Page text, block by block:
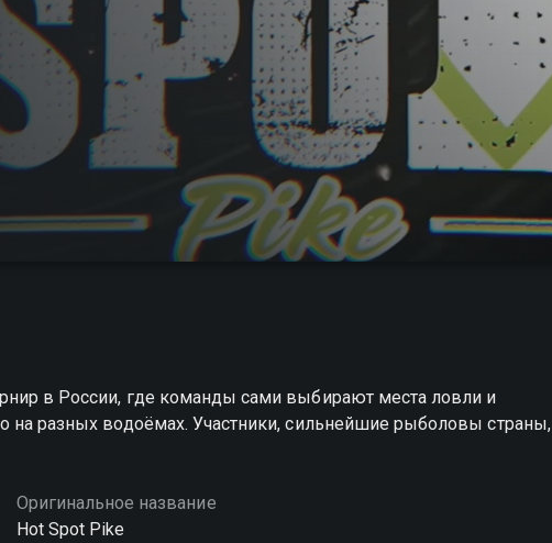
в России, где команды сами выбирают места ловли и
на разных водоёмах. Участники, сильнейшие рыболовы страны,
Оригинальное название
Hot Spot Pike